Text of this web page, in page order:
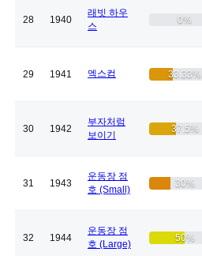
28 1940
래빗 하우
스
0%
29 1941 엑스컴 33.33%
30 1942
부자처럼
보이기
37.5%
31 1943
운동장 점
호 (Small)
30%
32 1944
운동장 점
호 (Large)
50%